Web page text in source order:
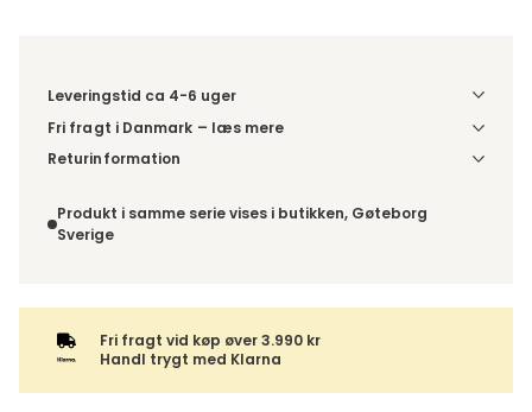
Leveringstid ca 4-6 uger
Fri fragt i Danmark – læs mere
Denne vare leveres til din dør/tomtgrænse. Inden levering
produkter, sendes hele ordren samlet.
Returinformation
fortrydelsesret.
Produkt i samme serie vises i butikken, Gøteborg
Sverige
Fri fragt vid køp øver 3.990 kr
Handl trygt med Klarna